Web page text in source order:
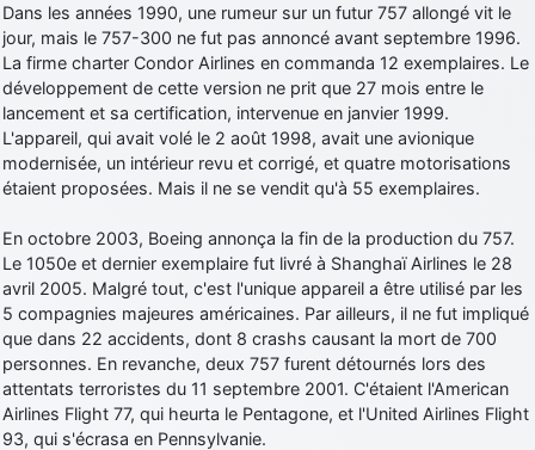
Dans les années 1990, une rumeur sur un futur 757 allongé vit le
jour, mais le 757-300 ne fut pas annoncé avant septembre 1996.
La firme charter Condor Airlines en commanda 12 exemplaires. Le
développement de cette version ne prit que 27 mois entre le
lancement et sa certification, intervenue en janvier 1999.
L'appareil, qui avait volé le 2 août 1998, avait une avionique
modernisée, un intérieur revu et corrigé, et quatre motorisations
étaient proposées. Mais il ne se vendit qu'à 55 exemplaires.
En octobre 2003, Boeing annonça la fin de la production du 757.
Le 1050e et dernier exemplaire fut livré à Shanghaï Airlines le 28
avril 2005. Malgré tout, c'est l'unique appareil a être utilisé par les
5 compagnies majeures américaines. Par ailleurs, il ne fut impliqué
que dans 22 accidents, dont 8 crashs causant la mort de 700
personnes. En revanche, deux 757 furent détournés lors des
attentats terroristes du 11 septembre 2001. C'étaient l'American
Airlines Flight 77, qui heurta le Pentagone, et l'United Airlines Flight
93, qui s'écrasa en Pennsylvanie.